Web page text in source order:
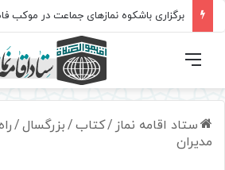
برگزاری باشکوه نمازهای جماعت در موکب
فهرست
ستاد اقامه نماز /کتاب/بزرگسال/
مدیران